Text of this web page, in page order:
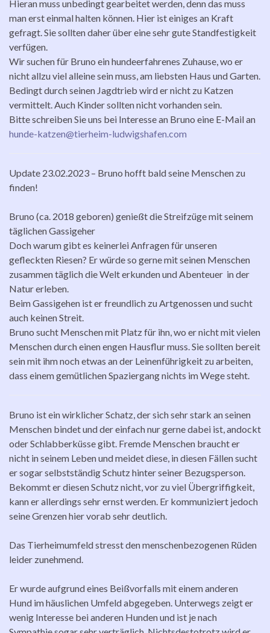
Hieran muss unbedingt gearbeitet werden, denn das muss
man erst einmal halten können. Hier ist einiges an Kraft
gefragt. Sie sollten daher über eine sehr gute Standfestigkeit
verfügen.
Wir suchen für Bruno ein hundeerfahrenes Zuhause, wo er
nicht allzu viel alleine sein muss, am liebsten Haus und Garten.
Bedingt durch seinen Jagdtrieb wird er nicht zu Katzen
vermittelt. Auch Kinder sollten nicht vorhanden sein.
Bitte schreiben Sie uns bei Interesse an Bruno eine E-Mail an
hunde-katzen@tierheim-ludwigshafen.com
Update 23.02.2023 – Bruno hofft bald seine Menschen zu
finden!
Bruno (ca. 2018 geboren) genießt die Streifzüge mit seinem
täglichen Gassigeher
Doch warum gibt es keinerlei Anfragen für unseren
gefleckten Riesen? Er würde so gerne mit seinen Menschen
zusammen täglich die Welt erkunden und Abenteuer in der
Natur erleben.
Beim Gassigehen ist er freundlich zu Artgenossen und sucht
auch keinen Streit.
Bruno sucht Menschen mit Platz für ihn, wo er nicht mit vielen
Menschen durch einen engen Hausflur muss. Sie sollten bereit
sein mit ihm noch etwas an der Leinenführigkeit zu arbeiten,
dass einem gemütlichen Spaziergang nichts im Wege steht.
Bruno ist ein wirklicher Schatz, der sich sehr stark an seinen
Menschen bindet und der einfach nur gerne dabei ist, andockt
oderSchlabberküssegibt. Fremde Menschen braucht er
nicht in seinem Leben und meidet diese, in diesen Fällen sucht
er sogar selbstständig Schutz hinter seiner Bezugsperson.
Bekommt er diesen Schutz nicht, vor zu viel Übergriffigkeit,
kann er allerdings sehr ernst werden. Er kommuniziert jedoch
seine Grenzen hier vorab sehr deutlich.
Das Tierheimumfeld stresst den menschenbezogenen Rüden
leider zunehmend.
Er wurde aufgrund eines Beißvorfalls mit einem anderen
Hund im häuslichen Umfeld abgegeben. Unterwegs zeigt er
wenig Interesse bei anderen Hunden und ist je nach